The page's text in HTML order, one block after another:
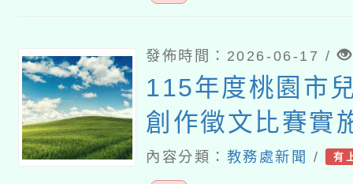
發佈時間：2026-06-17 /
115年度桃園市
創作徵文比賽實
內容分類： 教務處新聞 / 有